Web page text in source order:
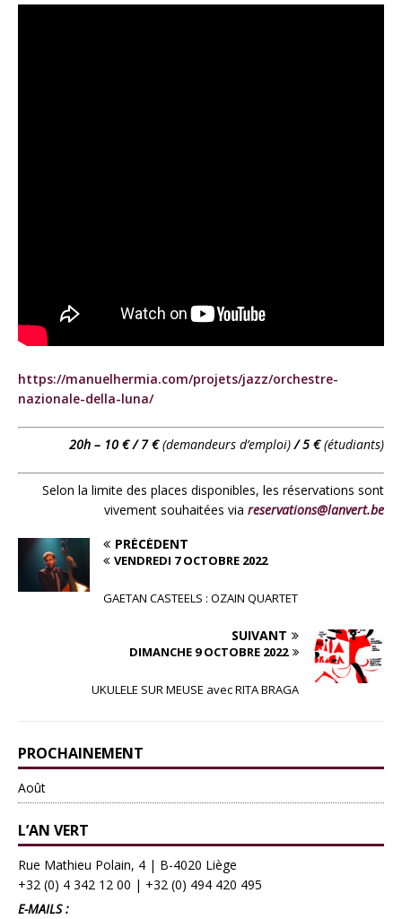
https://manuelhermia.com/projets/jazz/orchestre-
nazionale-della-luna/
20h – 10 € / 7 €(demandeurs d’emploi)/ 5 €(étudiants)
Selon la limite des places disponibles, les réservations sont
vivement souhaitées via reservations@lanvert.be
PRÉCÉDENT
VENDREDI 7 OCTOBRE 2022
GAETAN CASTEELS : OZAIN QUARTET
SUIVANT
DIMANCHE 9 OCTOBRE 2022
UKULELE SUR MEUSE avec RITA BRAGA
PROCHAINEMENT
Août
L’AN VERT
Rue Mathieu Polain, 4 | B-4020 Liège
+32 (0) 4 342 12 00 | +32 (0) 494 420 495
E-MAILS :